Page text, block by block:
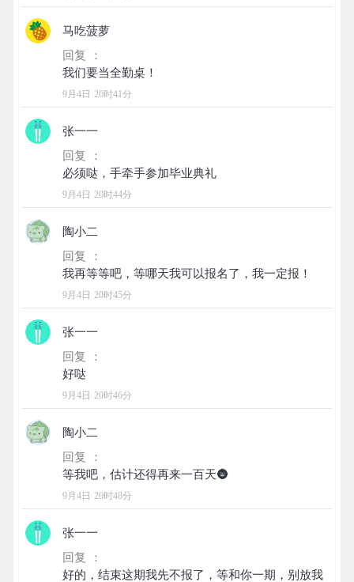
马吃菠萝
回复 ：
9月4日 20时41分
张一一
回复 ：
9月4日 20时44分
陶小二
回复 ：
9月4日 20时45分
张一一
回复 ：
9月4日 20时46分
陶小二
回复 ：
9月4日 20时48分
张一一
回复 ：
好的，结束这期我先不报了，等和你一期，别放我